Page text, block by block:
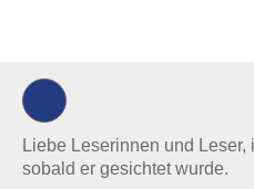
Liebe Leserinnen und
sobald er gesichtet wurde.